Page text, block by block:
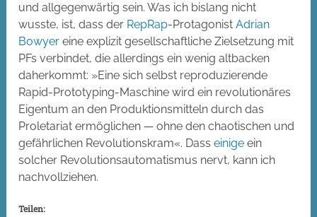
und allgegenwärtig sein. Was ich bislang nicht
wusste, ist, dass der RepRap-ProtagonistAdrian
Bowyer eine explizit gesellschaftliche Zielsetzung mit
PFs verbindet, die allerdings ein wenig altbacken
daherkommt: »Eine sich selbst reproduzierende
Rapid-Prototyping-Maschine wird ein revolutionäres
Eigentum an den Produktionsmitteln durch das
Proletariat ermöglichen — ohne den chaotischen und
gefährlichen Revolutionskram«. Dasseinige ein
solcher Revolutionsautomatismus nervt, kann ich
nachvollziehen.
Teilen: